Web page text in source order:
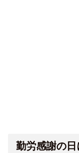
勤労感謝の日